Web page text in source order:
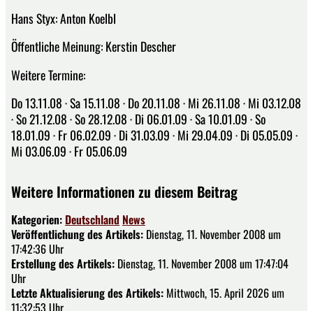
Hans Styx: Anton Koelbl
Öffentliche Meinung: Kerstin Descher
Weitere Termine:
Do 13.11.08 · Sa 15.11.08 · Do 20.11.08 · Mi 26.11.08 · Mi 03.12.08
· So 21.12.08 · So 28.12.08 · Di 06.01.09 · Sa 10.01.09 · So
18.01.09 · Fr 06.02.09 · Di 31.03.09 · Mi 29.04.09 · Di 05.05.09 ·
Mi 03.06.09 · Fr 05.06.09
Weitere Informationen zu diesem Beitrag
Kategorien: Deutschland News
Veröffentlichung des Artikels: Dienstag, 11. November 2008 um
17:42:36 Uhr
Erstellung des Artikels: Dienstag, 11. November 2008 um 17:47:04
Uhr
Letzte Aktualisierung des Artikels: Mittwoch, 15. April 2026 um